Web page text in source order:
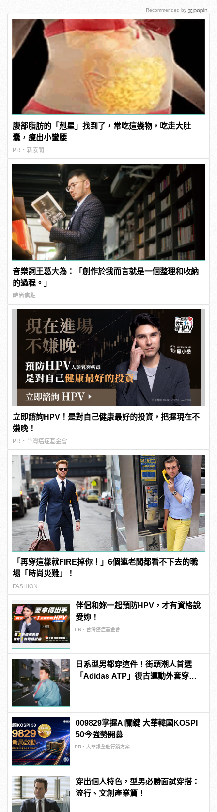
腹部脂肪的「剋星」找到了，常吃這幾物，吃走大肚
囊，瘦出小蠻腰
PR・新素簡
音樂詞王葛大為：「創作於我而言就是一個整理和收納
的過程。」
時尚焦點
立即諮詢HPV！是對自己健康最好的投資，把握現在不
嫌晚！
PR・台灣癌症基金會
「再穿這樣就FIRE掉你！」6個連老闆都看不下去的職
場「時尚災難」！
FASHION
伴侶和妳一起預防HPV，才有資格說
愛妳！
PR・台灣癌症基金會
日系型男都穿這件！街頭潮人首選
「Adidas ATP」復古運動外套穿搭
009829掌握AI關鍵 大華韓國KOSPI
50今強勢開募
PR・大華銀全能行銷方案
穿出個人特色，型男必勝面試穿搭：
流行、文創產業篇！
Recommended by